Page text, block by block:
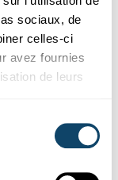
sociaux, de
celles-ci
avez fournies
de leurs
tous les endroits
deviennent
maintenant
est que le
pour cette